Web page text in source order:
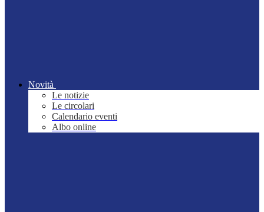
Novità
Le notizie
Le circolari
Calendario eventi
Albo online